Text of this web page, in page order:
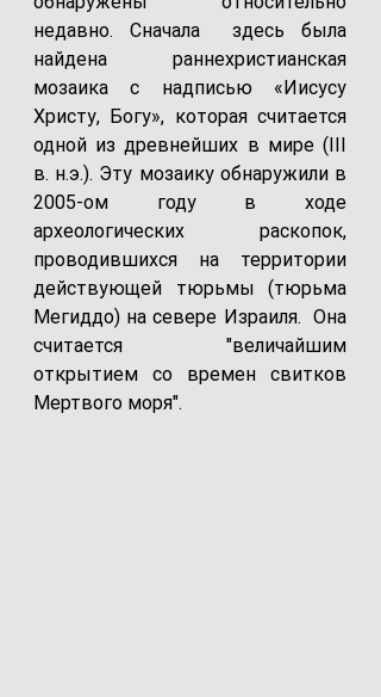
недавно. Сначала  здесь была
найдена раннехристианская
мозаика с надписью «Иисусу
Христу, Богу», которая считается
одной из древнейших в мире (III
в. н.э.). Эту мозаику обнаружили в
2005-ом году в ходе
археологических раскопок,
проводившихся на территории
действующей тюрьмы (тюрьма
Мегиддо) на севере Израиля.  Она
считается "величайшим
открытием со времен свитков
Мертвого моря".